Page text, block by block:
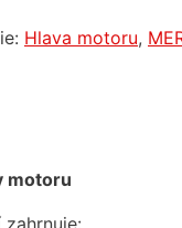
Hlava motoru,
motoru